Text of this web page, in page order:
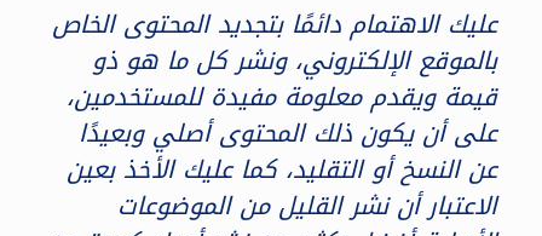
عليك الاهتمام دائمًا بتجديد المحتوى الخاص
بالموقع الإلكتروني، ونشر كل ما هو ذو
قيمة ويقدم معلومة مفيدة للمستخدمين،
على أن يكون ذلك المحتوى أصلي وبعيدًا
عن النسخ أو التقليد، كما عليك الأخذ بعين
الاعتبار أن نشر القليل من الموضوعات